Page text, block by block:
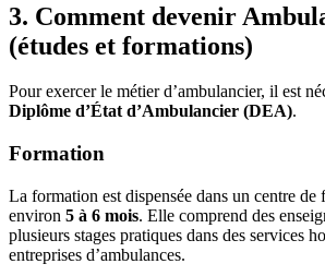
3. Comment devenir
(études et formations)
Pour exercer le métier d’ambulancier, il est
Diplôme d’État d’Ambulancier (DEA).
Formation
La formation est dispensée dans un centre de
environ 5 à 6 mois. Elle comprend des
plusieurs stages pratiques dans des services
entreprises d’ambulances.